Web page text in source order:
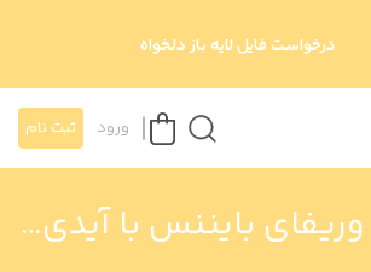
درخواست فایل لایه باز دلخواه
ورود ثبت نام
وریفای بایننس با آیدی کارت ایتالیا